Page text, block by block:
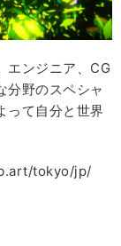
エンジニア、CG
分野のスペシャ
って自分と世界
tokyo/jp/